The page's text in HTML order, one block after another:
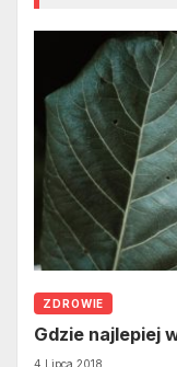
ZDROWIE
Gdzie najlepiej
4 Lipca 2018